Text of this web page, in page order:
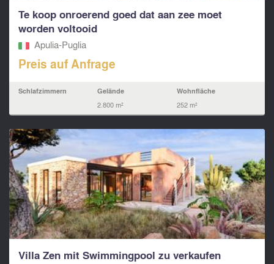
Te koop onroerend goed dat aan zee moet
worden voltooid
Apulia-Puglia
Preis auf Anfrage
Schlafzimmern Gelände
2.800 m²
Wohnfläche
252 m²
Villa Zen mit Swimmingpool zu verkaufen